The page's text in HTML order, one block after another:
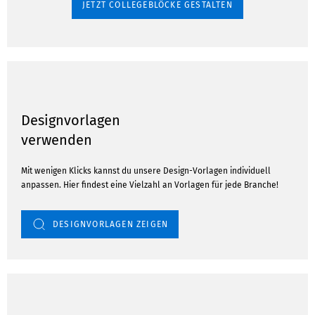
JETZT COLLEGEBLÖCKE GESTALTEN
Designvorlagen
verwenden
Mit wenigen Klicks kannst du unsere Design-Vorlagen individuell
anpassen. Hier findest eine Vielzahl an Vorlagen für jede Branche!
DESIGNVORLAGEN ZEIGEN